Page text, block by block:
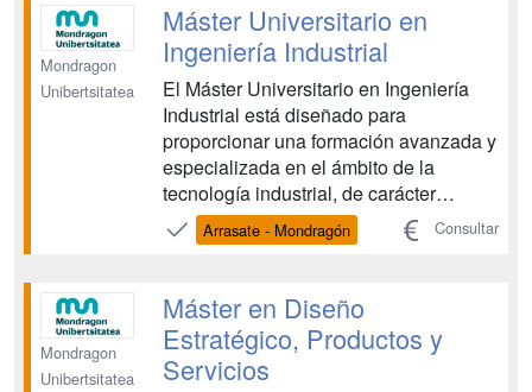
Mondragon
Unibertsitatea
Máster Universitario en
Ingeniería Industrial
El Máster Universitario en Ingeniería
Industrial está diseñado para
proporcionar una formación avanzada y
especializada en el ámbito de la
tecnología industrial, de carácter
multidisciplinar, y que capacitará para
emprender, planificar e integrar
Arrasate - Mondragón Consultar
Mondragon
Unibertsitatea
Máster en Diseño
Estratégico, Productos y
Servicios